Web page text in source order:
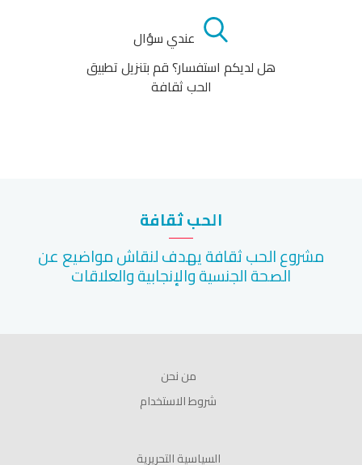
عندي سؤال
هل لديكم استفسار؟ قم بتنزيل تطبيق
الحب ثقافة
الحب ثقافة
مشروع الحب ثقافة يهدف لنقاش مواضيع عن
الصحة الجنسية والإنجابية والعلاقات
من نحن
شروط الاستخدام
السياسية التحريرية